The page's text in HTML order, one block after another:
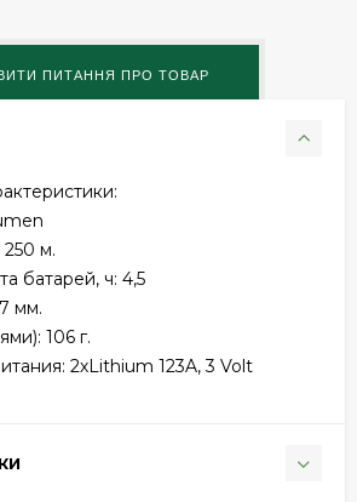
м.
батарей, ч: 4,5
мм.
106 г.
2хLithium 123A, 3 Volt